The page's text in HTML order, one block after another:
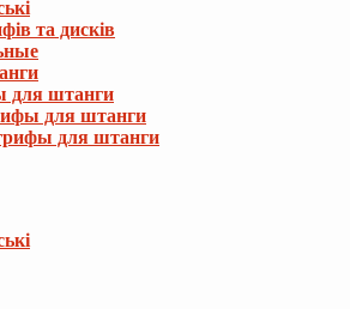
та дисків
для штанги
для штанги
для штанги